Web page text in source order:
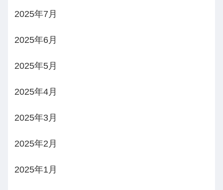
2025年7月
2025年6月
2025年5月
2025年4月
2025年3月
2025年2月
2025年1月